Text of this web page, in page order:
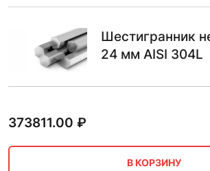
Шестигранник
24 мм AISI 304L
373811.00 ₽
В КОРЗИНУ